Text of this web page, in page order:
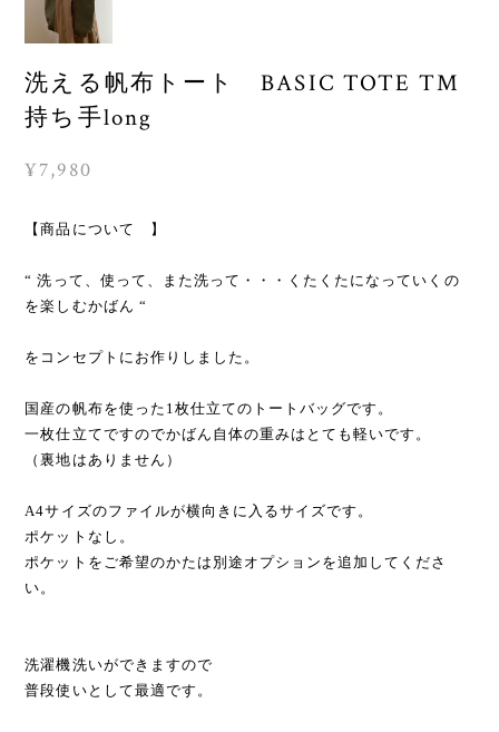
洗える帆布トート BASIC TOTE TM
持ち手long
¥7,980
【商品について 】
“ 洗って、使って、また洗って・・・くたくたになっていくの
を楽しむかばん “
をコンセプトにお作りしました。
国産の帆布を使った1枚仕立てのトートバッグです。
一枚仕立てですのでかばん自体の重みはとても軽いです。
（裏地はありません）
A4サイズのファイルが横向きに入るサイズです。
ポケットなし。
ポケットをご希望のかたは別途オプションを追加してくださ
い。
洗濯機洗いができますので
普段使いとして最適です。